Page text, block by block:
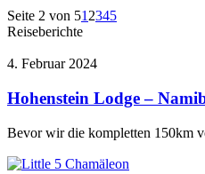
Seite 2 von 512345
Reiseberichte
4. Februar 2024
Hohenstein Lodge –
Bevor wir die kompletten 150km